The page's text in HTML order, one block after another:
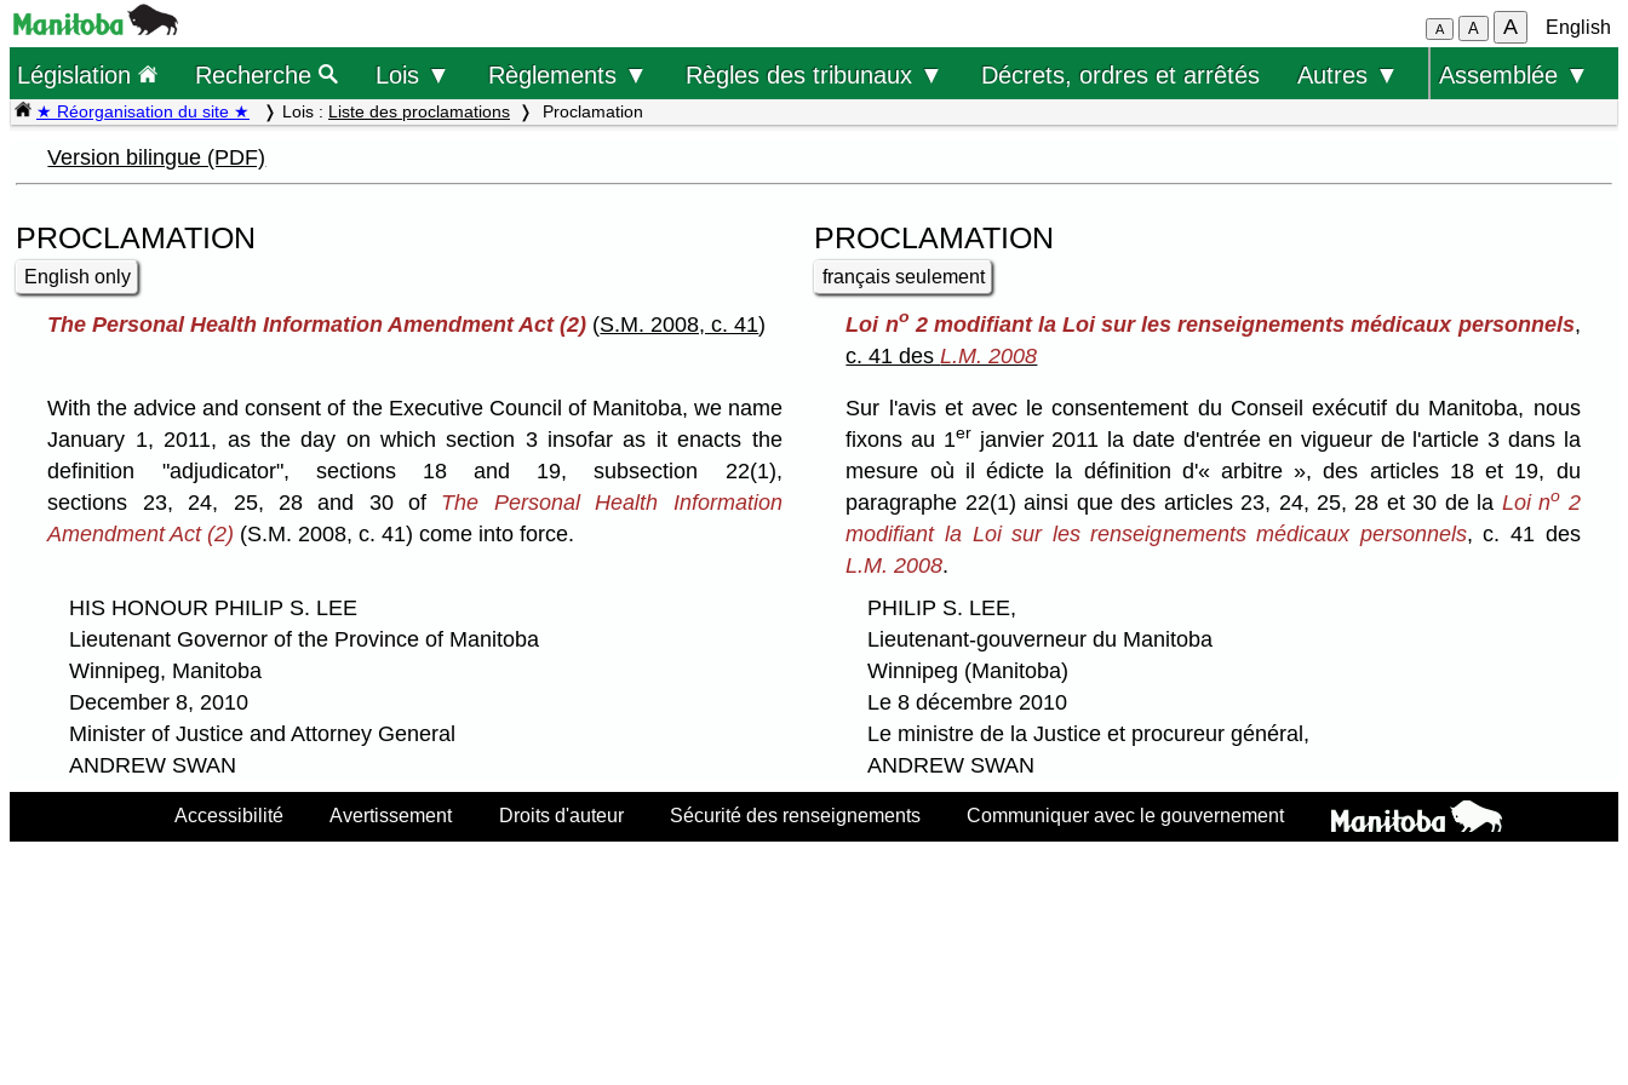
A A A English
Législation Recherche Lois ▼ Règlements ▼ Règles des tribunaux ▼ Décrets, ordres et arrêtés Autres ▼ Assemblée ▼
★ Réorganisation du site ★ Lois : Liste des proclamations Proclamation
Version bilingue (PDF)
PROCLAMATION
English only
PROCLAMATION
français seulement
The Personal Health Information Amendment Act (2) (S.M. 2008, c. 41) Loi no 2 modifiant la Loi sur les renseignements médicaux personnels,
c. 41 desL.M. 2008
With the advice and consent of the Executive Council of Manitoba, we name
January 1, 2011, as the day on which section 3 insofar as it enacts the
definition "adjudicator", sections 18 and 19, subsection 22(1),
sections 23, 24, 25, 28 and 30 of The Personal Health Information
Amendment Act (2) (S.M. 2008, c. 41) come into force.
Sur l'avis et avec le consentement du Conseil exécutif du Manitoba, nous
fixons au 1er janvier 2011 la date d'entrée en vigueur de l'article 3 dans la
mesure où il édicte la définition d'« arbitre », des articles 18 et 19, du
paragraphe 22(1) ainsi que des articles 23, 24, 25, 28 et 30 de la Loi no 2
modifiant la Loi sur les renseignements médicaux personnels, c. 41 des
L.M. 2008.
HIS HONOUR PHILIP S. LEE
Lieutenant Governor of the Province of Manitoba
Winnipeg, Manitoba
December 8, 2010
Minister of Justice and Attorney General
ANDREW SWAN
PHILIP S. LEE,
Lieutenant-gouverneur du Manitoba
Winnipeg (Manitoba)
Le 8 décembre 2010
Le ministre de la Justice et procureur général,
ANDREW SWAN
Accessibilité Avertissement Droits d'auteur Sécurité des renseignements Communiquer avec le gouvernement